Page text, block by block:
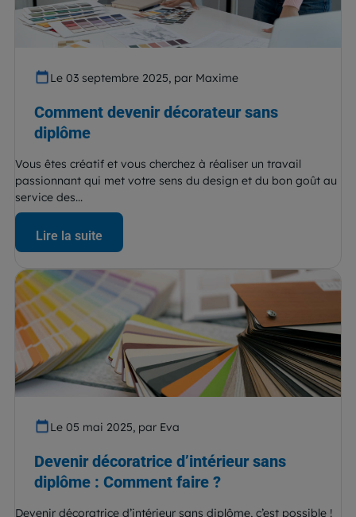
Le 03 septembre 2025, par Maxime
Comment devenir décorateur sans
diplôme
Vous êtes créatif et vous cherchez à réaliser un travail
passionnant qui met votre sens du design et du bon goût au
service des...
Lire la suite
Le 05 mai 2025, par Eva
Devenir décoratrice d’intérieur sans
diplôme : Comment faire ?
Devenir décoratrice d’intérieur sans diplôme, c’est possible !